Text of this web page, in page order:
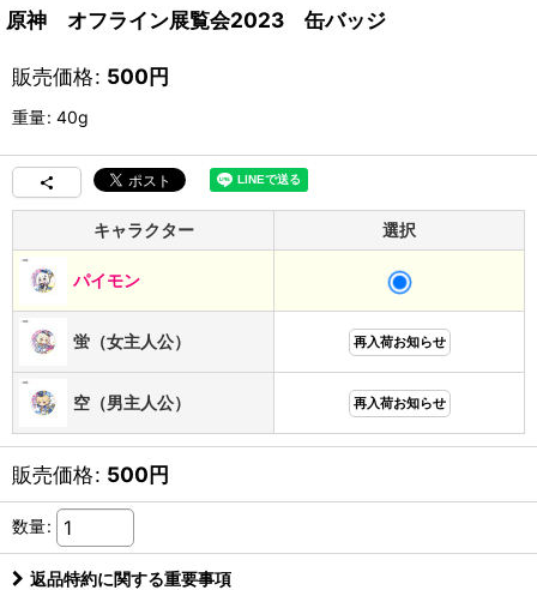
原神 オフライン展覧会2023 缶バッジ
販売価格: 500円
重量: 40g
キャラクター 選択
パイモン
蛍（女主人公） 再入荷お知らせ
空（男主人公） 再入荷お知らせ
販売価格: 500円
数量:
返品特約に関する重要事項